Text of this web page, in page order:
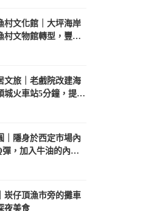
村文化館｜大坪海岸
村文物館轉型，豐富
文旅｜老戲院改建海
城火車站5分鐘，提供
戲空間
｜隱身於西定市場內
，加入牛油的內餡
崁仔頂漁市旁的攤車
夜美食